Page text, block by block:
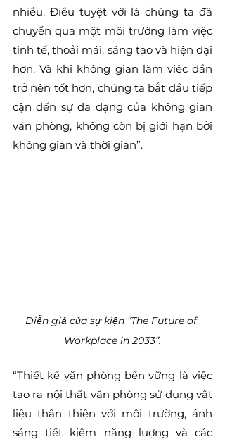
nhiều. Điều tuyệt vời là chúng ta đã
chuyển qua một môi trường làm việc
tinh tế, thoải mái, sáng tạo và hiện đại
hơn. Và khi không gian làm việc dần
trở nên tốt hơn, chúng ta bắt đầu tiếp
cận đến sự đa dạng của không gian
văn phòng, không còn bị giới hạn bởi
không gian và thời gian”.
Diễn giả của sự kiện “The Future of
Workplace in 2033”.
“Thiết kế văn phòng bền vững là việc
tạo ra nội thất văn phòng sử dụng vật
liệu thân thiện với môi trường, ánh
sáng tiết kiệm năng lượng và các